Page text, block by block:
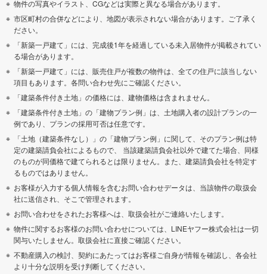
物件の写真やイラスト、CGなどは実際と異なる場合があります。
市区町村の合併などにより、地図が表示されない場合があります。ご了承く
ださい。
「新築一戸建て」には、完成後1年を経過している未入居物件が掲載されてい
る場合があります。
「新築一戸建て」には、販売住戸が複数の物件は、全ての住戸に該当しない
項目もあります。各問い合わせ先にご確認ください。
「建築条件付き土地」の価格には、建物価格は含まれません。
「建築条件付き土地」の「建物プラン例」は、土地購入者の設計プランの一
例であり、プランの採用可否は任意です。
「土地（建築条件なし）」の「建物プラン例」に関して、そのプラン例は特
定の建築請負会社によるもので、 当該建築請負会社以外で建てた場合、同様
のものが同価格で建てられるとは限りません。また、建築請負会社を特定す
るものではありません。
お客様が入力する個人情報を含むお問い合わせデータは、当該物件の取扱会
社に送信され、そこで管理されます。
お問い合わせをされたお客様へは、取扱会社がご連絡いたします。
物件に関するお客様のお問い合わせについては、LINEヤフー株式会社は一切
関与いたしません。取扱会社に直接ご確認ください。
不動産購入の検討、契約にあたってはお客様ご自身が情報を確認し、各会社
より十分な説明を受け判断してください。